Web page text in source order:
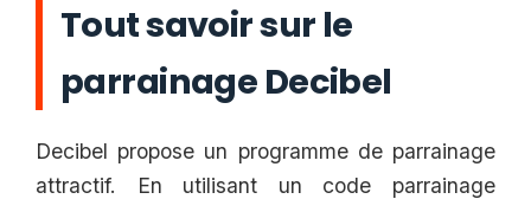
Tout savoir sur le
parrainage Decibel
Decibel propose un programme de parrainage
attractif. En utilisant un code parrainage